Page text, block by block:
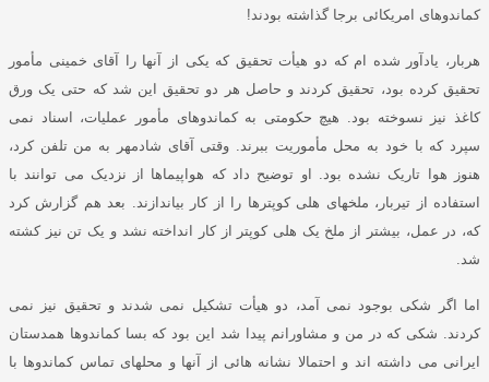
کماندوهای امریکائی برجا گذاشته بودند !
هربار، یادآور شده ام که دو هیأت تحقیق که یکی از آنها را آقای خمینی مأمور
تحقیق کرده بود، تحقیق کردند و حاصل هر دو تحقیق این شد که حتی یک ورق
کاغذ نیز نسوخته بود
هیچ حکومتی به کماندوهای مأمور عملیات، اسناد نمی
سپرد که با خود به محل مأموریت ببرند
وقتی آقای شادمهر به من تلفن کرد،
هنوز هوا تاریک نشده بود
او توضیح داد که هواپیماها از نزدیک می توانند با
استفاده از تیربار، ملخهای هلی کوپترها را از کار بیاندازند
بعد هم گزارش کرد
که، در عمل، بیشتر از ملخ یک هلی کوپتر از کار انداخته نشد و یک تن نیز کشته
شد
اما اگر شکی بوجود نمی
آمد، دو هیأت تشکیل نمی شدند و تحقیق نیز نمی
کردند
شکی که در من و مشاورانم پیدا شد این بود که بسا کماندوها همدستان
ایرانی می داشته اند و احتمالا نشانه هائی از آنها و محلهای تماس کماندوها با